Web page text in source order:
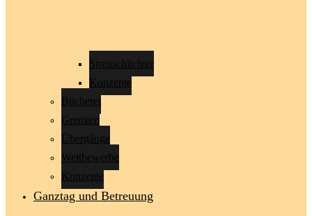
Streitschlichter
Konzepte
Bücherei
Gremien
Übergänge
Wettbewerbe
Konzepte
Ganztag und Betreuung